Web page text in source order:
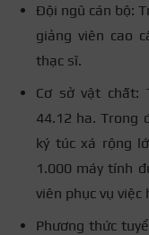
Đội ngũ cán bộ:
giảng viên cao
thạc sĩ.
Cơ sở vật chất:
44.12 ha. Trong
ký túc xá rộng
1.000 máy tính
viên phục vụ việc
Phương thức